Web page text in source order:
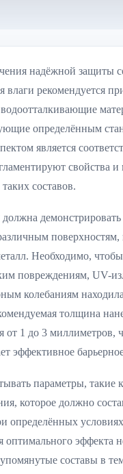
надёжной защиты
влаги рекомендуется
определённым
является
свойства
составов.
поверхностям,
Необходимо, чтобы
повреждениям, UV-
колебаниям
толщина
от 1 до 3 миллиметров,
эффективное
параметры, такие
которое должно
определённых
оптимального эффекта
составы в